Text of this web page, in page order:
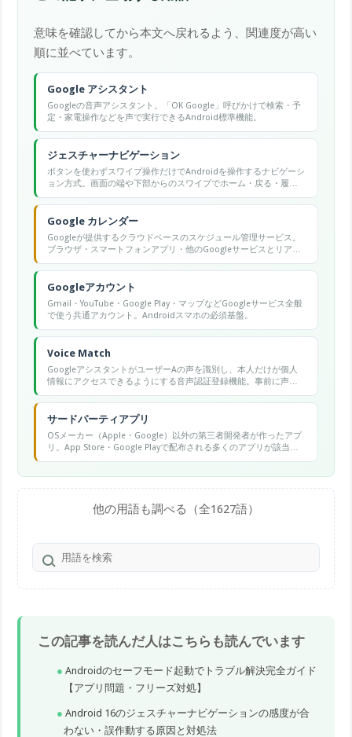
意味を確認してから本文へ戻れるよう、関連度が高い
順に並べています。
Google アシスタント
Googleの音声アシスタント。「OK Google」呼びかけで検索・予
定・家電操作などを声で実行できるAndroid標準機能。
ジェスチャーナビゲーション
ボタンを使わずスワイプ操作だけでAndroidを操作するナビゲーシ
ョン方式。画面の端や下部からのスワイプでホーム・戻る・履歴
などの操作を実現する。
Google カレンダー
Googleが提供するクラウドベースのスケジュール管理サービス。
ブラウザ・スマートフォンアプリ・他のGoogleサービスとリアル
タイムで同期でき、複数カレンダーの管理・イベント招待・会議
リンク自動生成などが無料で使える。
Googleアカウント
Gmail・YouTube・Google Play・マップなどGoogleサービス全般
で使う共通アカウント。Androidスマホの必須基盤。
Voice Match
GoogleアシスタントがユーザーAの声を識別し、本人だけが個人
情報にアクセスできるようにする音声認証登録機能。事前に声を
登録しておくことで、複数人が同じデバイスを使う環境でも個人
のカレンダーやメッセージなどを保護できる。
サードパーティアプリ
OSメーカー（Apple・Google）以外の第三者開発者が作ったアプ
リ。App Store・Google Playで配布される多くのアプリが該当す
る。
他の用語も調べる（全1627語）
この記事を読んだ人はこちらも読んでいます
Androidのセーフモード起動でトラブル解決完全ガイド
【アプリ問題・フリーズ対処】
Android 16のジェスチャーナビゲーションの感度が合
わない・誤作動する原因と対処法